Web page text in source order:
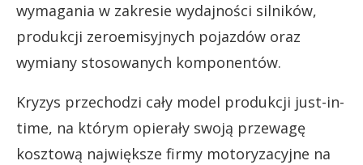
wymagania w zakresie wydajności silników,
produkcji zeroemisyjnych pojazdów oraz
wymiany stosowanych komponentów.
Kryzys przechodzi cały model produkcji just-in-
time, na którym opierały swoją przewagę
kosztową największe firmy motoryzacyjne na